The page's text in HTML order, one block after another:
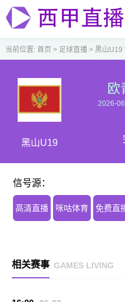
当前位置: 首页 > 足球直播> 黑山U19
黑山U19
欧
2026-
信号源：
高清直播 咪咕体育 免费直
相关赛事 GAMES LIVING